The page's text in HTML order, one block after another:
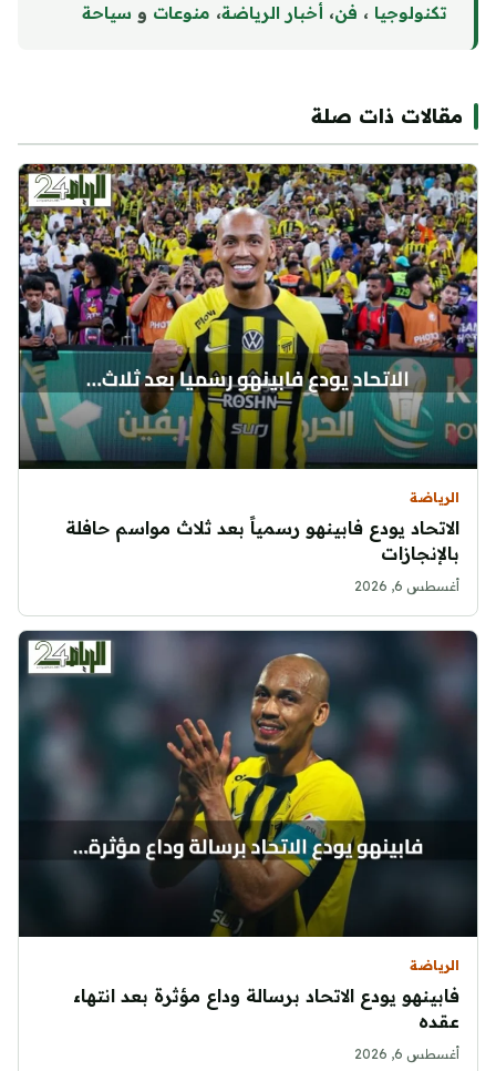
تكنولوجيا ، فن، أخبار الرياضة، منوعات و سياحة
مقالات ذات صلة
الرياضة
الاتحاد يودع فابينهو رسمياً بعد ثلاث مواسم حافلة
بالإنجازات
أغسطس 6, 2026
الرياضة
فابينهو يودع الاتحاد برسالة وداع مؤثرة بعد انتهاء
عقده
أغسطس 6, 2026